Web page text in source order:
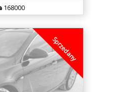
168000
Sprzedany